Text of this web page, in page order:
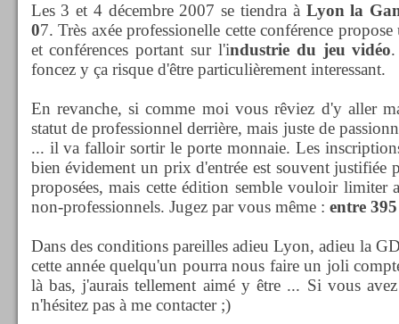
Les 3 et 4 décembre 2007 se tiendra à Lyon la
07. Très axée professionelle cette conférence
et conférences portant sur l'industrie du jeu vidéo
foncez y ça risque d'être particulièrement interessant.
En revanche, si comme moi vous rêviez d'y aller
statut de professionnel derrière, mais juste de
... il va falloir sortir le porte monnaie. Les
bien évidement un prix d'entrée est souvent justifiée
proposées, mais cette édition semble vouloir limiter
non-professionnels. Jugez par vous même : entre
Dans des conditions pareilles adieu Lyon, adieu la
cette année quelqu'un pourra nous faire un joli
là bas, j'aurais tellement aimé y être ... Si vous
n'hésitez pas à me contacter ;)